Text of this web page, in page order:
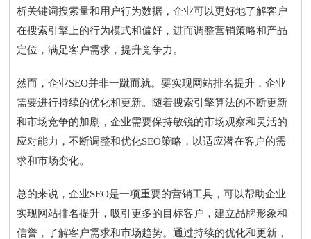
析关键词搜索量和用户行为数据，企业可以更好地了解客户
在搜索引擎上的行为模式和偏好，进而调整营销策略和产品
定位，满足客户需求，提升竞争力。
然而，企业SEO并非一蹴而就。要实现网站排名提升，企业
需要进行持续的优化和更新。随着搜索引擎算法的不断更新
和市场竞争的加剧，企业需要保持敏锐的市场观察和灵活的
应对能力，不断调整和优化SEO策略，以适应潜在客户的需
求和市场变化。
总的来说，企业SEO是一项重要的营销工具，可以帮助企业
实现网站排名提升，吸引更多的目标客户，建立品牌形象和
信誉，了解客户需求和市场趋势。通过持续的优化和更新，